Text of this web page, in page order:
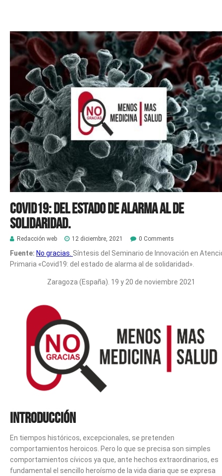
Covid19: del estado de alarma al de
solidaridad.
Redacción web 12 diciembre, 2021 0 Comments
Fuente: No gracias. Síntesis del Seminario de Innovación en
Primaria «Covid19: del estado de alarma al de solidaridad».
Zaragoza (España). 19 y 20 de noviembre 2021
Introducción
En tiempos históricos, excepcionales, se pretenden
comportamientos heroicos. Pero lo que se precisa son simples
comportamientos cívicos ya que, ante hechos extraordinarios, es
fundamental el sencillo heroísmo de la vida diaria que se expresa